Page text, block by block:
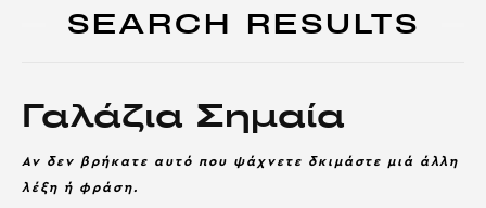
SEARCH RESULTS
Γαλάζια Σημαία
Αν δεν βρήκατε αυτό που ψάχνετε δκιμάστε μιά άλλη
λέξη ή φράση.